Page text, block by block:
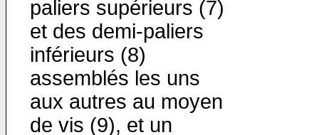
paliers supérieurs (7)
et des demi-paliers
inférieurs (8)
assemblés les uns
aux autres au moyen
de vis (9), et un